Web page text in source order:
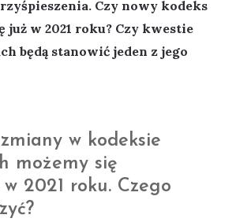
Czy nowy kodeks
już w 2021 roku? Czy kwestie
będą stanowić jeden z jego
w kodeksie
możemy się
2021 roku. Czego